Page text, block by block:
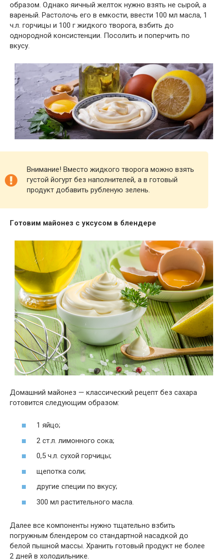
образом. Однако яичный желток нужно взять не сырой, а
вареный. Растолочь его в емкости, ввести 100 мл масла, 1
ч.л. горчицы и 100 г жидкого творога, взбить до
однородной консистенции. Посолить и поперчить по
вкусу.
Внимание! Вместо жидкого творога можно взять
густой йогурт без наполнителей, а в готовый
продукт добавить рубленую зелень.
Гoтoвим мaйoнeз c yкcycoм в блeндepe
Домашний майонез — классический рецепт без сахара
готовится следующим образом:
1 яйцо;
2 ст.л. лимонного сока;
0,5 ч.л. сухой горчицы;
щепотка соли;
другие специи по вкусу;
300 мл растительного масла.
Далее все компоненты нужно тщательно взбить
погружным блендером со стандартной насадкой до
белой пышной массы. Хранить готовый продукт не более
2 дней в холодильнике.